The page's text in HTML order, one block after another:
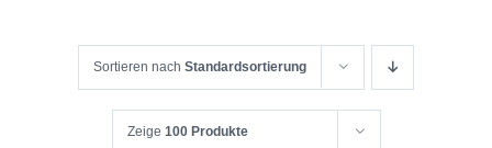
Sortieren nach Standardsortierung
Zeige 100 Produkte